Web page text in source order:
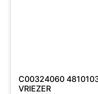
C00324060
VRIEZER